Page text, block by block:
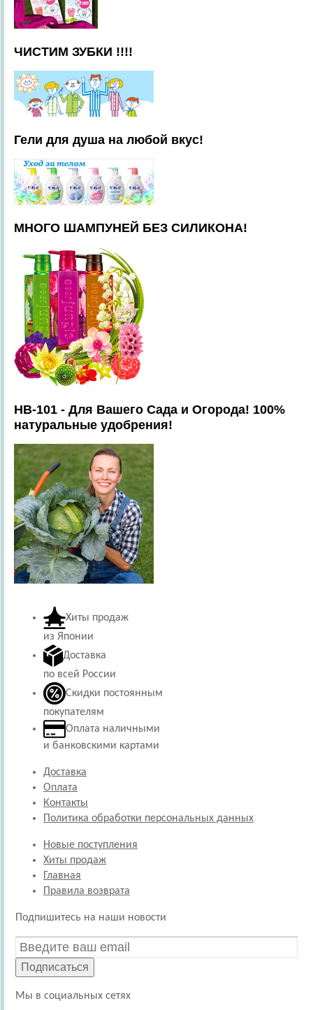
ЧИСТИМ ЗУБКИ !!!!
Гели для душа на любой вкус!
МНОГО ШАМПУНЕЙ БЕЗ СИЛИКОНА!
HB-101 - Для Вашего Сада и Огорода! 100%
натуральные удобрения!
Хиты продаж
из Японии
Доставка
по всей России
Скидки постоянным
покупателям
Оплата наличными
и банковскими картами
Доставка
Оплата
Контакты
Политика обработки персональных данных
Новые поступления
Хиты продаж
Главная
Правила возврата
Подпишитесь на наши новости
Подписаться
Мы в социальных сетях